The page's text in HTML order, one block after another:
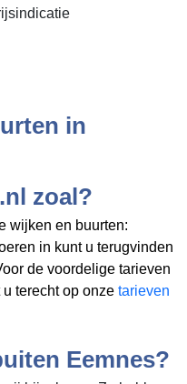
in
zoal?
wijken en buurten:
in kunt u terugvinden
de voordelige tarieven
terecht op onze tarieven
Eemnes?